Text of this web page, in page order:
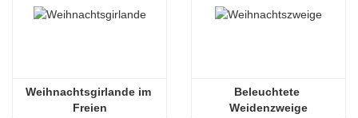
Weihnachtsgirlande im
Freien
Beleuchtete
Weidenzweige